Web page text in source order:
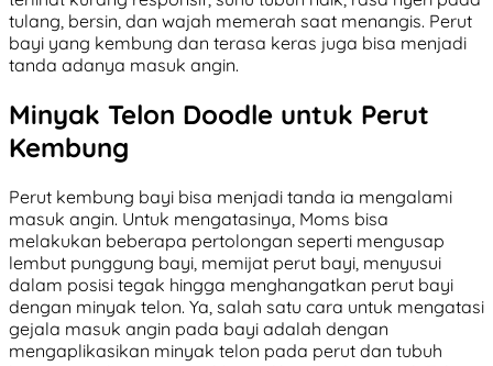
tulang, bersin, dan wajah memerah saat menangis. Perut
bayi yang kembung dan terasa keras juga bisa menjadi
tanda adanya masuk angin.
Minyak Telon Doodle untuk Perut
Kembung
Perut kembung bayi bisa menjadi tanda ia mengalami
masuk angin. Untuk mengatasinya, Moms bisa
melakukan beberapa pertolongan seperti mengusap
lembut punggung bayi, memijat perut bayi, menyusui
dalam posisi tegak hingga menghangatkan perut bayi
dengan minyak telon. Ya, salah satu cara untuk mengatasi
gejala masuk angin pada bayi adalah dengan
mengaplikasikan minyak telon pada perut dan tubuh